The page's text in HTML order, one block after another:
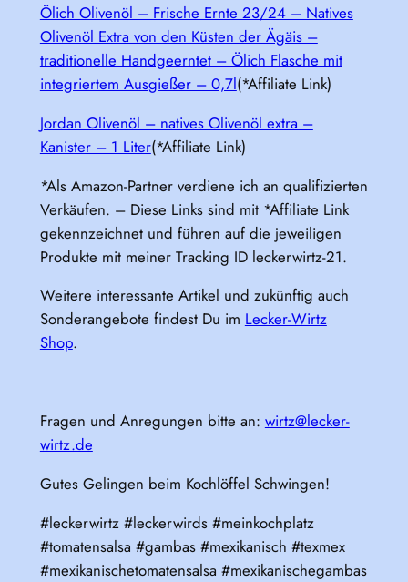
Ölich Olivenöl – Frische Ernte 23/24 – Natives
Olivenöl Extra von den Küsten der Ägäis –
traditionelle Handgeerntet – Ölich Flasche mit
integriertem Ausgießer – 0,7l(*Affiliate Link)
Jordan Olivenöl – natives Olivenöl extra –
Kanister – 1 Liter(*Affiliate Link)
*Als Amazon-Partner verdiene ich an qualifizierten
Verkäufen. – Diese Links sind mit *Affiliate Link
gekennzeichnet und führen auf die jeweiligen
Produkte mit meiner Tracking ID leckerwirtz-21.
Weitere interessante Artikel und zukünftig auch
Sonderangebote findest Du im Lecker-Wirtz
Shop.
Fragen und Anregungen bitte an: wirtz@lecker-
wirtz.de
Gutes Gelingen beim Kochlöffel Schwingen!
#leckerwirtz #leckerwirds #meinkochplatz
#tomatensalsa #gambas #mexikanisch #texmex
#mexikanischetomatensalsa #mexikanischegambas